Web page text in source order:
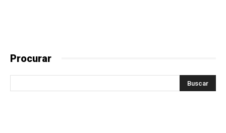
Procurar